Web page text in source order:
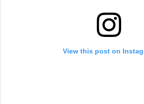
View this post on